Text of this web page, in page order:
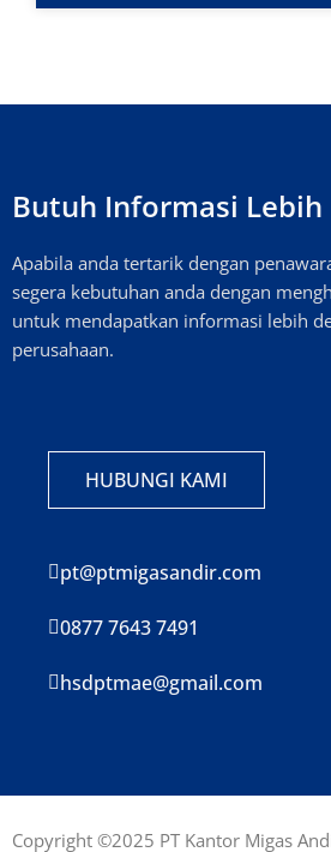
Butuh Informasi Lebih
Apabila anda tertarik dengan
segera kebutuhan anda dengan
untuk mendapatkan informasi lebih
perusahaan.
HUBUNGI KAMI
pt@ptmigasandir.com
0877 7643 7491
hsdptmae@gmail.com
Copyright ©2025 PT Kantor Migas